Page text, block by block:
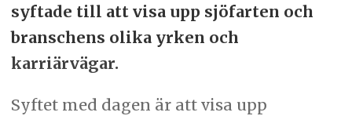
syftade till att visa upp sjöfarten och
branschens olika yrken och
karriärvägar.
Syftet med dagen är att visa upp